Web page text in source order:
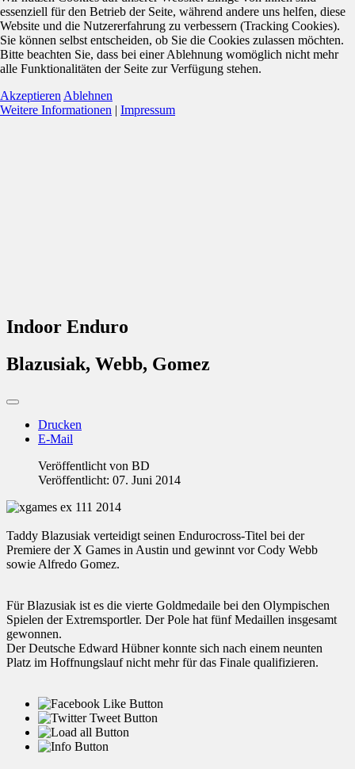
Indoor Enduro
Blazusiak, Webb, Gomez
Drucken
E-Mail
Veröffentlicht von BD
Veröffentlicht: 07. Juni 2014
Taddy Blazusiak verteidigt seinen Endurocross-Titel bei der
Premiere der X Games in Austin und gewinnt vor Cody Webb
sowie Alfredo Gomez.
Für Blazusiak ist es die vierte Goldmedaile bei den Olympischen
Spielen der Extremsportler. Der Pole hat fünf Medaillen insgesamt
gewonnen.
Der Deutsche Edward Hübner konnte sich nach einem neunten
Platz im Hoffnungslauf nicht mehr für das Finale qualifizieren.
essenziell für den Betrieb der Seite, während andere uns helfen, diese
Website und die Nutzererfahrung zu verbessern (Tracking Cookies).
Sie können selbst entscheiden, ob Sie die Cookies zulassen möchten.
Bitte beachten Sie, dass bei einer Ablehnung womöglich nicht mehr
alle Funktionalitäten der Seite zur Verfügung stehen.
Akzeptieren Ablehnen
Weitere Informationen | Impressum